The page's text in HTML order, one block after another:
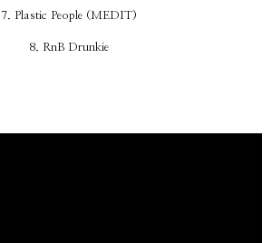
7. Plastic People (MEDIT)
8. RnB Drunkie